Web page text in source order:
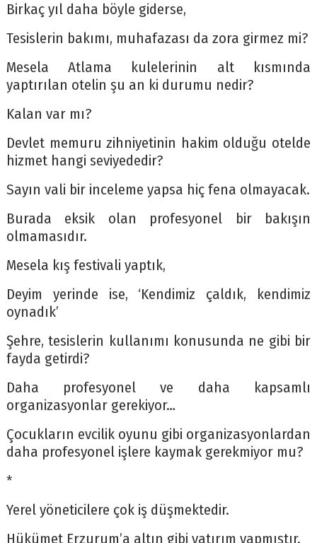
Birkaç yıl daha böyle giderse,
Tesislerin bakımı, muhafazası da zora girmez mi?
Mesela Atlama kulelerinin alt kısmında
yaptırılan otelin şu an ki durumu nedir?
Kalan var mı?
Devlet memuru zihniyetinin hakim olduğu otelde
hizmet hangi seviyededir?
Sayın vali bir inceleme yapsa hiç fena olmayacak.
Burada eksik olan profesyonel bir bakışın
olmamasıdır.
Mesela kış festivali yaptık,
Deyim yerinde ise, ‘Kendimiz çaldık, kendimiz
oynadık’
Şehre, tesislerin kullanımı konusunda ne gibi bir
fayda getirdi?
Daha profesyonel ve daha kapsamlı
organizasyonlar gerekiyor…
Çocukların evcilik oyunu gibi organizasyonlardan
daha profesyonel işlere kaymak gerekmiyor mu?
*
Yerel yöneticilere çok iş düşmektedir.
Hükümet Erzurum’a altın gibi yatırım yapmıştır.